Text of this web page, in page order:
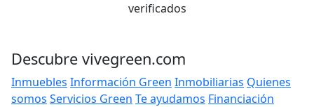
verificados
Descubre vivegreen.com
Inmuebles Información Green Inmobiliarias Quienes
somos Servicios Green Te ayudamos Financiación